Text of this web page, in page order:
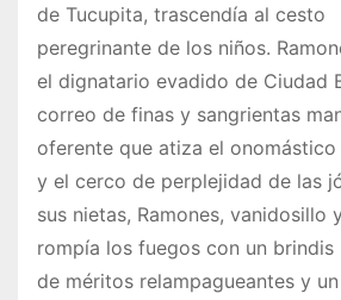
de Tucupita, trascendía al cesto
peregrinante de los niños.
el dignatario evadido de Ciudad
correo de finas y sangrientas
oferente que atiza el onomástico
y el cerco de perplejidad de las
sus nietas, Ramones, vanidosillo
rompía los fuegos con un brindis
de méritos relampagueantes y